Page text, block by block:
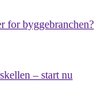
for byggebranchen?
– start nu